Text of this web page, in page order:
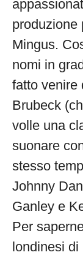
produzione
Mingus.
nomi in
fatto venire
Brubeck
volle una
suonare
stesso
Johnny
Ganley e
Per
londinesi di